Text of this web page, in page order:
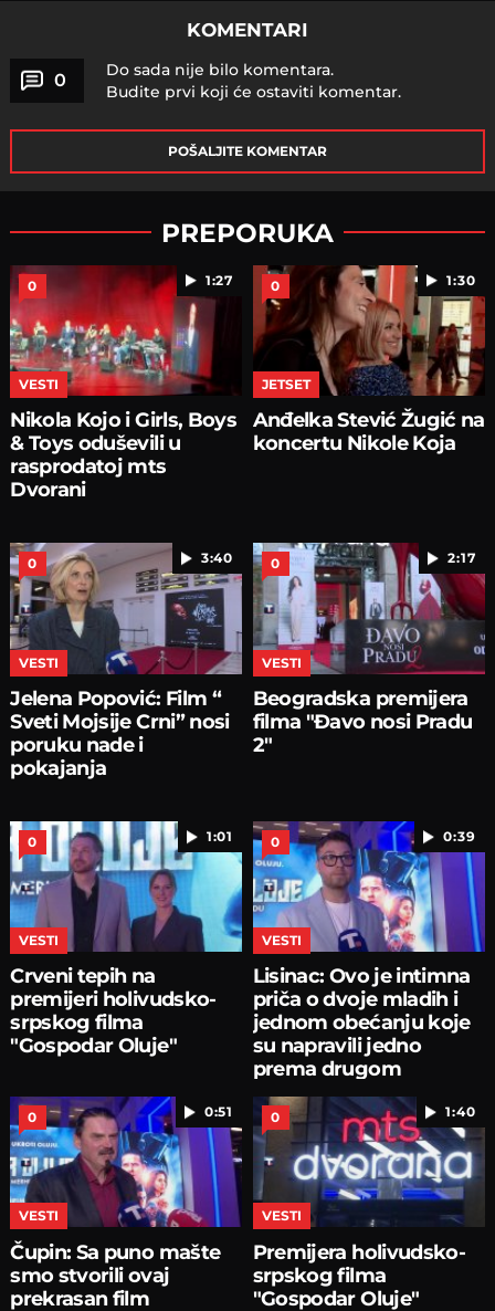
KOMENTARI
0
Do sada nije bilo komentara.
Budite prvi koji će ostaviti komentar.
POŠALJITE KOMENTAR
PREPORUKA
1:27
0
VESTI
Nikola Kojo i Girls, Boys
& Toys oduševili u
rasprodatoj mts
Dvorani
1:30
0
JETSET
Anđelka Stević Žugić na
koncertu Nikole Koja
3:40
0
VESTI
Jelena Popović: Film “
Sveti Mojsije Crni” nosi
poruku nade i
pokajanja
2:17
0
VESTI
Beogradska premijera
filma "Đavo nosi Pradu
2"
1:01
0
VESTI
Crveni tepih na
premijeri holivudsko-
srpskog filma
"Gospodar Oluje"
0:39
0
VESTI
Lisinac: Ovo je intimna
priča o dvoje mladih i
jednom obećanju koje
su napravili jedno
prema drugom
0:51
0
VESTI
Čupin: Sa puno mašte
smo stvorili ovaj
prekrasan film
1:40
0
VESTI
Premijera holivudsko-
srpskog filma
"Gospodar Oluje"